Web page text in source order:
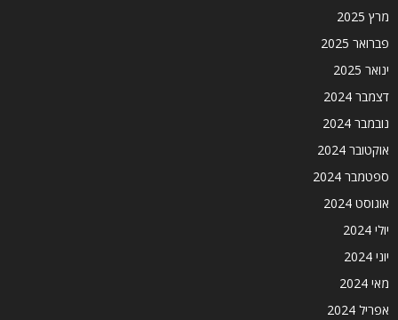
מרץ 2025
פברואר 2025
ינואר 2025
דצמבר 2024
נובמבר 2024
אוקטובר 2024
ספטמבר 2024
אוגוסט 2024
יולי 2024
יוני 2024
מאי 2024
אפריל 2024